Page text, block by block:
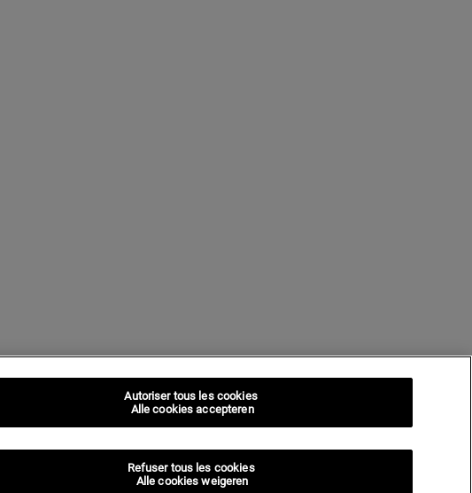
Refuser tous les cookies
Alle cookies weigeren
Autoriser tous les cookies
Alle cookies accepteren